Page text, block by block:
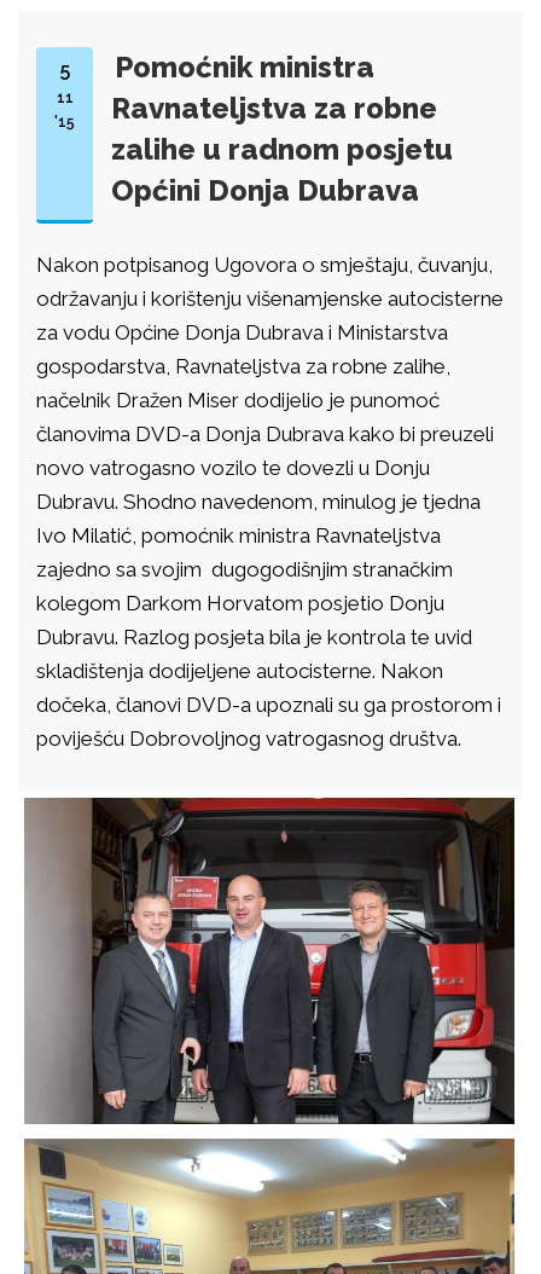
5
11
'15
Pomoćnik ministra
Ravnateljstva za robne
zalihe u radnom posjetu
Općini Donja Dubrava
Nakon potpisanog Ugovora o smještaju, čuvanju,
održavanju i korištenju višenamjenske autocisterne
za vodu Općine Donja Dubrava i Ministarstva
gospodarstva, Ravnateljstva za robne zalihe,
načelnik Dražen Miser dodijelio je punomoć
članovima DVD-a Donja Dubrava kako bi preuzeli
novo vatrogasno vozilo te dovezli u Donju
Dubravu. Shodno navedenom, minulog je tjedna
Ivo Milatić, pomoćnik ministra Ravnateljstva
zajedno sa svojim dugogodišnjim stranačkim
kolegom Darkom Horvatom posjetio Donju
Dubravu. Razlog posjeta bila je kontrola te uvid
skladištenja dodijeljene autocisterne. Nakon
dočeka, članovi DVD-a upoznali su ga prostorom i
poviješću Dobrovoljnog vatrogasnog društva.